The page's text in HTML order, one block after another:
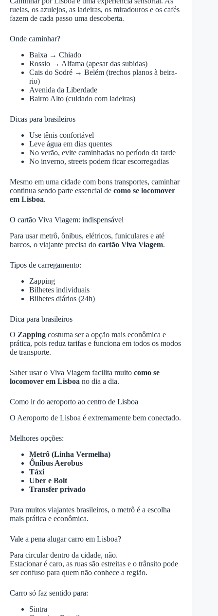
ruelas, os azulejos, as ladeiras, os miradouros e os cafés
fazem de cada passo uma descoberta.
Onde caminhar?
Baixa → Chiado
Rossio → Alfama (apesar das subidas)
Cais do Sodré → Belém (trechos planos à beira-
rio)
Avenida da Liberdade
Bairro Alto (cuidado com ladeiras)
Dicas para brasileiros
Use tênis confortável
Leve água em dias quentes
No verão, evite caminhadas no período da tarde
No inverno, streets podem ficar escorregadias
Mesmo em uma cidade com bons transportes, caminhar
continua sendo parte essencial de como se locomover
em Lisboa.
O cartão Viva Viagem: indispensável
Para usar metrô, ônibus, elétricos, funiculares e até
barcos, o viajante precisa do cartão Viva Viagem.
Tipos de carregamento:
Zapping
Bilhetes individuais
Bilhetes diários (24h)
Dica para brasileiros
O Zapping costuma ser a opção mais econômica e
prática, pois reduz tarifas e funciona em todos os modos
de transporte.
Saber usar o Viva Viagem facilita muito como se
locomover em Lisboa no dia a dia.
Como ir do aeroporto ao centro de Lisboa
O Aeroporto de Lisboa é extremamente bem conectado.
Melhores opções:
Metrô (Linha Vermelha)
Ônibus Aerobus
Táxi
Uber e Bolt
Transfer privado
Para muitos viajantes brasileiros, o metrô é a escolha
mais prática e econômica.
Vale a pena alugar carro em Lisboa?
Para circular dentro da cidade, não.
Estacionar é caro, as ruas são estreitas e o trânsito pode
ser confuso para quem não conhece a região.
Carro só faz sentido para:
Sintra